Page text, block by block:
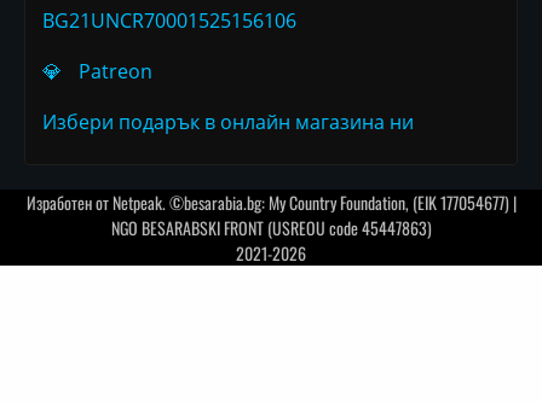
BG21UNCR70001525156106
💎
Patreon
Избери подарък в онлайн магазина ни
Изработен отNetpeak. ©besarabia.bg: My Country Foundation, (EIK 177054677) |
NGO BESARABSKI FRONT (USREOU code 45447863)
2021-2026